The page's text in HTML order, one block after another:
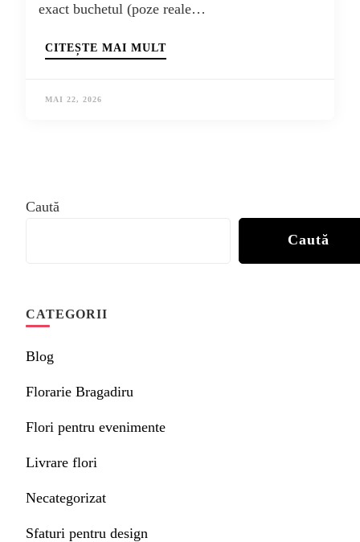
exact buchetul (poze reale…
CITEȘTE MAI MULT
MAI 22, 2026
Caută
Caută
CATEGORII
Blog
Florarie Bragadiru
Flori pentru evenimente
Livrare flori
Necategorizat
Sfaturi pentru design